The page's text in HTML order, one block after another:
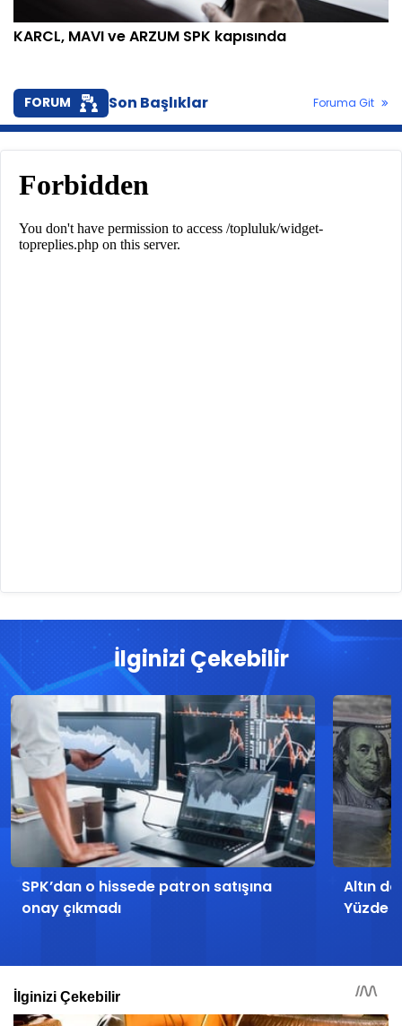
KARCL, MAVI ve ARZUM SPK kapısında
FORUM Son Başlıklar Foruma Git
İlginizi Çekebilir
SPK’dan o hissede patron satışına
onay çıkmadı
Altın
Yüzde